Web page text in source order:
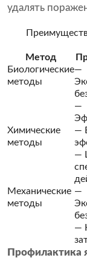
удалять
Метод
Биологические
методы
—
—
Химические
методы
—
—
Механические
методы
—
—
Профилактика